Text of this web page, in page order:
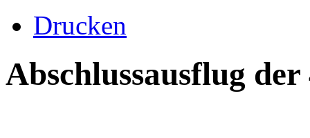
Drucken
Abschlussausflug der